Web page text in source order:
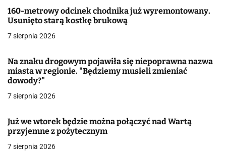
a
c
a
w
i
s
160-metrowy odcinek chodnika już wyremontowany.
Usunięto starą kostkę brukową
7 sierpnia 2026
Na znaku drogowym pojawiła się niepoprawna nazwa
miasta w regionie. "Będziemy musieli zmieniać
dowody?"
7 sierpnia 2026
Już we wtorek będzie można połączyć nad Wartą
przyjemne z pożytecznym
7 sierpnia 2026